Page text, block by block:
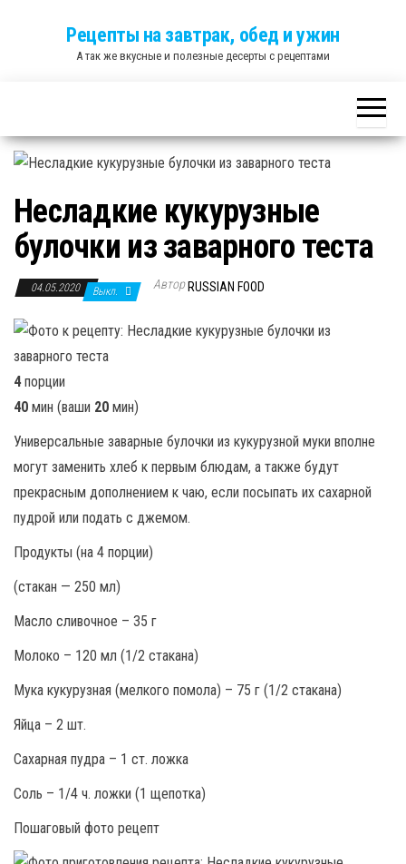
Рецепты на завтрак, обед и ужин
А так же вкусные и полезные десерты с рецептами
Несладкие кукурузные
булочки из заварного теста
04.05.2020 Выкл. Автор RUSSIAN FOOD
4порции
40 мин (ваши 20 мин)
Универсальные заварные булочки из кукурузной муки вполне
могут заменить хлеб к первым блюдам, а также будут
прекрасным дополнением к чаю, если посыпать их сахарной
пудрой или подать с джемом.
Продукты (на 4 порции)
(стакан — 250 мл)
Масло сливочное – 35 г
Молоко – 120 мл (1/2 стакана)
Мука кукурузная (мелкого помола) – 75 г (1/2 стакана)
Яйца – 2 шт.
Сахарная пудра – 1 ст. ложка
Соль – 1/4 ч. ложки (1 щепотка)
Пошаговый фото рецепт